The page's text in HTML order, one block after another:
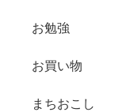
お勉強
お買い物
まちおこし